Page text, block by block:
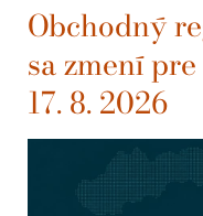
Obchodný
sa zmení
17. 8. 2026